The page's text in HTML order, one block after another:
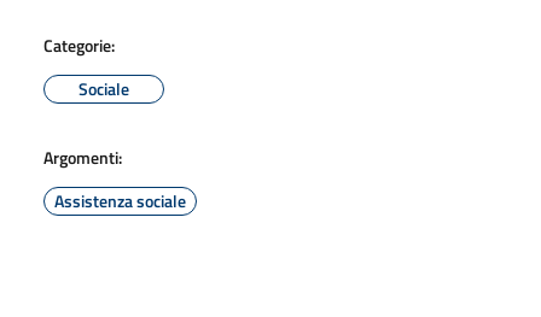
Categorie:
Sociale
Argomenti:
Assistenza sociale